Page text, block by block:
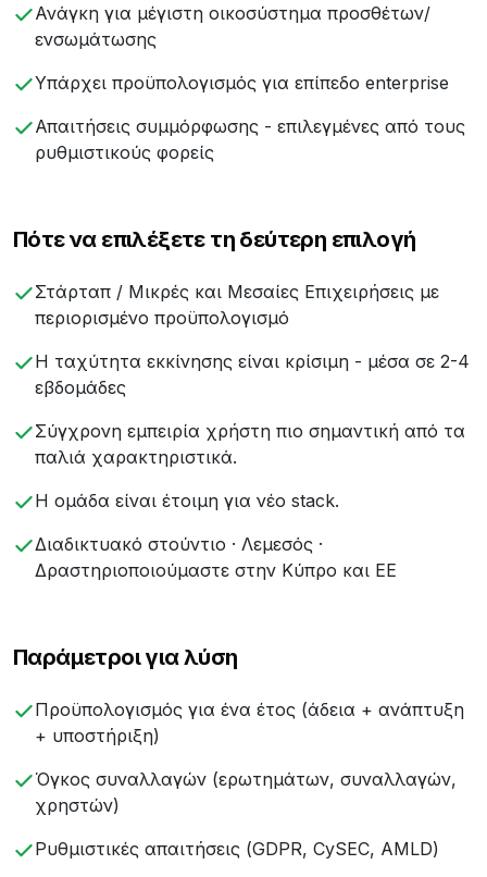
Ανάγκη για μέγιστη οικοσύστημα προσθέτων/
ενσωμάτωσης
Υπάρχει προϋπολογισμός για επίπεδο enterprise
Απαιτήσεις συμμόρφωσης - επιλεγμένες από τους
ρυθμιστικούς φορείς
Πότε να επιλέξετε τη δεύτερη επιλογή
Στάρταπ / Μικρές και Μεσαίες Επιχειρήσεις με
περιορισμένο προϋπολογισμό
Η ταχύτητα εκκίνησης είναι κρίσιμη - μέσα σε 2-4
εβδομάδες
Σύγχρονη εμπειρία χρήστη πιο σημαντική από τα
παλιά χαρακτηριστικά.
Η ομάδα είναι έτοιμη για νέο stack.
Διαδικτυακό στούντιο · Λεμεσός ·
Δραστηριοποιούμαστε στην Κύπρο και ΕΕ
Παράμετροι για λύση
Προϋπολογισμός για ένα έτος (άδεια + ανάπτυξη
+ υποστήριξη)
Όγκος συναλλαγών (ερωτημάτων, συναλλαγών,
χρηστών)
Ρυθμιστικές απαιτήσεις (GDPR, CySEC, AMLD)